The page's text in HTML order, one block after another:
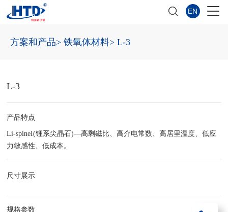
EN
方案和产品> 铁氧体材料> L-3
L-3
产品特点
Li-spineI(锂系尖晶石)—高剩磁比、高介电常数、高居里温度、低应
力敏感性、低成本。
尺寸展示
规格参数